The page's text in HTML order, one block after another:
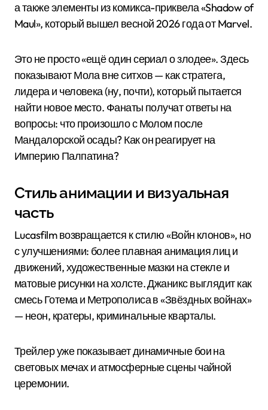
а также элементы из комикса-приквела «Shadow of
Maul», который вышел весной 2026 года от Marvel.
Это не просто «ещё один сериал о злодее». Здесь
показывают Мола вне ситхов — как стратега,
лидера и человека (ну, почти), который пытается
найти новое место. Фанаты получат ответы на
вопросы: что произошло с Молом после
Мандалорской осады? Как он реагирует на
Империю Палпатина?
Стиль анимации и визуальная
часть
Lucasfilm возвращается к стилю «Войн клонов», но
с улучшениями: более плавная анимация лиц и
движений, художественные мазки на стекле и
матовые рисунки на холсте. Джаникс выглядит как
смесь Готема и Метрополиса в «Звёздных войнах»
— неон, кратеры, криминальные кварталы.
Трейлер уже показывает динамичные бои на
световых мечах и атмосферные сцены чайной
церемонии.